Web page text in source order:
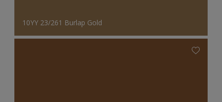
10YY 23/261 Burlap Gold